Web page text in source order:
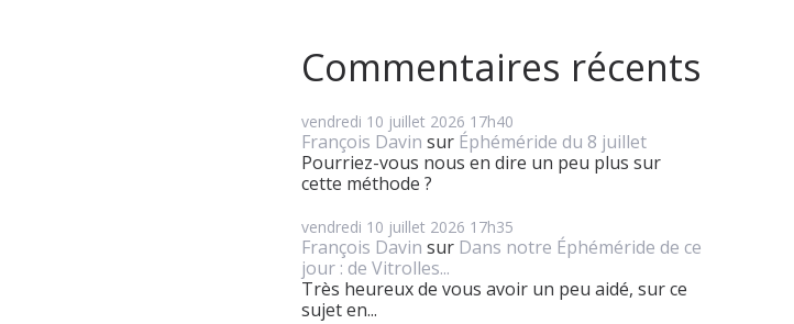
Commentaires récents
vendredi 10 juillet 2026 17h40
François Davin sur Éphéméride du 8 juillet
Pourriez-vous nous en dire un peu plus sur
cette méthode ?
vendredi 10 juillet 2026 17h35
François Davin sur Dans notre Éphéméride de ce
jour : de Vitrolles...
Très heureux de vous avoir un peu aidé, sur ce
sujet en...